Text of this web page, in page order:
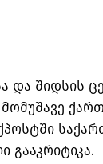
და შიდსის
გააკრიტიკა.